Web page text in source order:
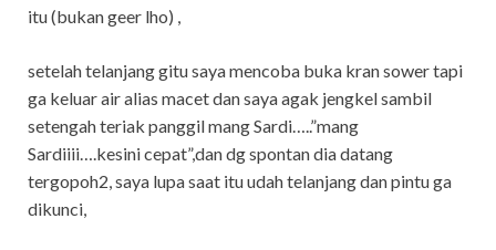
itu (bukan geer lho) ,
setelah telanjang gitu saya mencoba buka kran sower tapi
ga keluar air alias macet dan saya agak jengkel sambil
setengah teriak panggil mang Sardi…..”mang
Sardiiii….kesini cepat”,dan dg spontan dia datang
tergopoh2, saya lupa saat itu udah telanjang dan pintu ga
dikunci,